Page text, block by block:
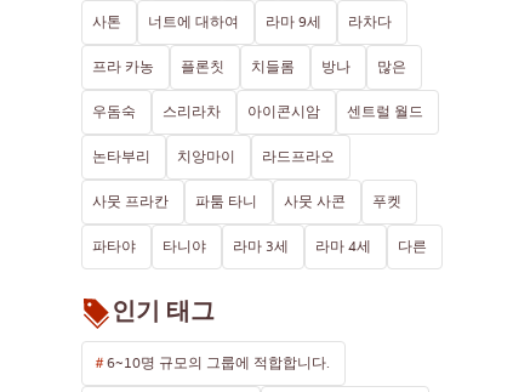
사톤
너트에 대하여 라마 9세
라차다
프라 카농
플론칫 치들롬 방나
많은
우돔숙
스리라차 아이콘시암
센트럴 월드
논타부리
치앙마이
라드프라오
사뭇 프라칸
파툼 타니 사뭇 사콘
푸켓
파타야
타니야 라마 3세 라마 4세 다른
인기 태그
6~10명 규모의 그룹에 적합합니다.